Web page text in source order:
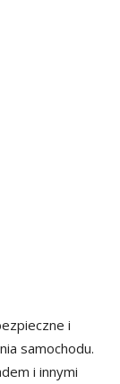
i
samochodu.
i innymi